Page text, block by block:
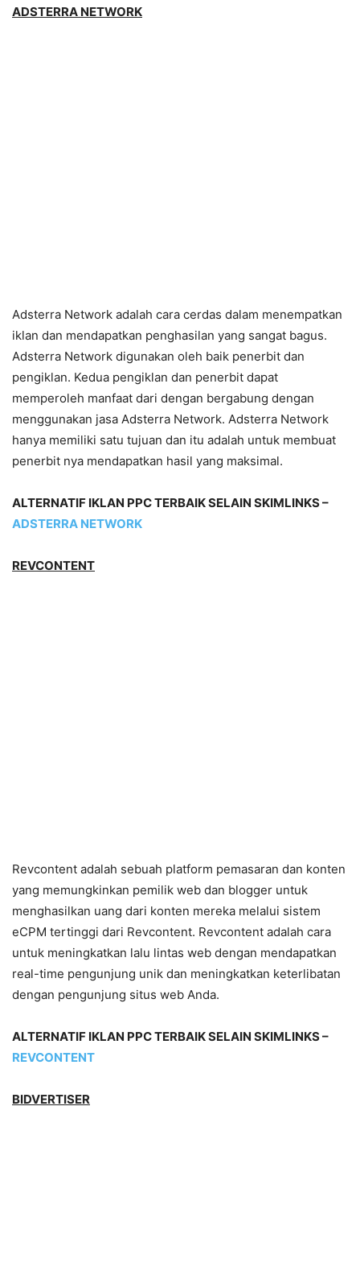
ADSTERRA NETWORK
Adsterra Network adalah cara cerdas dalam menempatkan
iklan dan mendapatkan penghasilan yang sangat bagus.
Adsterra Network digunakan oleh baik penerbit dan
pengiklan. Kedua pengiklan dan penerbit dapat
memperoleh manfaat dari dengan bergabung dengan
menggunakan jasa Adsterra Network. Adsterra Network
hanya memiliki satu tujuan dan itu adalah untuk membuat
penerbit nya mendapatkan hasil yang maksimal.
ALTERNATIF IKLAN PPC TERBAIK SELAIN SKIMLINKS –
ADSTERRA NETWORK
REVCONTENT
Revcontent adalah sebuah platform pemasaran dan konten
yang memungkinkan pemilik web dan blogger untuk
menghasilkan uang dari konten mereka melalui sistem
eCPM tertinggi dari Revcontent. Revcontent adalah cara
untuk meningkatkan lalu lintas web dengan mendapatkan
real-time pengunjung unik dan meningkatkan keterlibatan
dengan pengunjung situs web Anda.
ALTERNATIF IKLAN PPC TERBAIK SELAIN SKIMLINKS –
REVCONTENT
BIDVERTISER